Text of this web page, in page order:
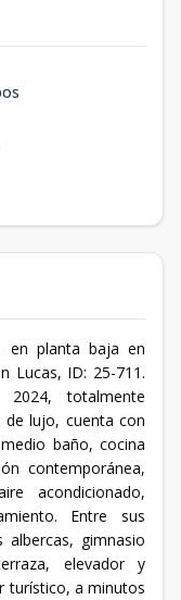
en planta baja en
Lucas, ID: 25-711.
totalmente
de lujo, cuenta con
baño, cocina
contemporánea,
acondicionado,
Entre sus
albercas, gimnasio
elevador y
turístico, a minutos